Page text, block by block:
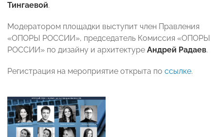
Тингаевой.
Модератором площадки выступит член Правления
«ОПОРЫ РОССИИ», председатель Комиссия «ОПОРЫ
РОССИИ» по дизайну и архитектуре Андрей Радаев.
Регистрация на мероприятие открыта по ссылке.